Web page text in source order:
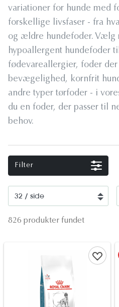
variationer for hunde med
forskellige livsfaser - fra
og ældre hundefoder.
hypoallergent hundefoder
fødevareallergier, foder
bevægelighed, kornfrit
andre typer tørfoder - i
du en foder, der passer til
behov.
Filter
826 produkter fundet